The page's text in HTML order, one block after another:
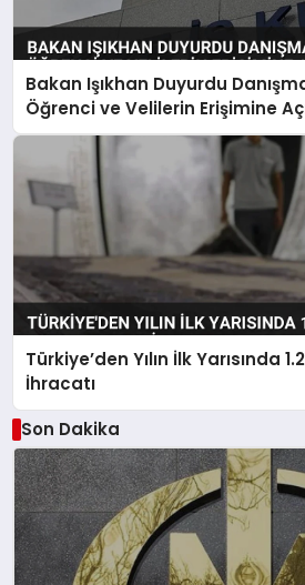
Bakan Işıkhan Duyurdu
Öğrenci ve Velilerin Erişimine
Türkiye’den Yılın İlk Yarısında
İhracatı
Son Dakika